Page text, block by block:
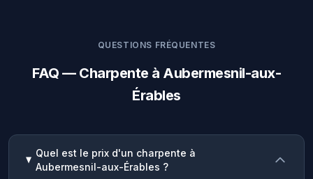
QUESTIONS FRÉQUENTES
FAQ — Charpente à Aubermesnil-aux-
Érables
Quel est le prix d'un charpente à
Aubermesnil-aux-Érables ?